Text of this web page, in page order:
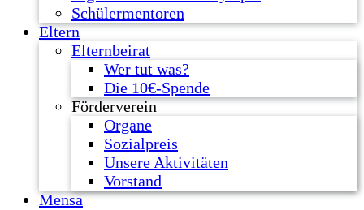
Schülermentoren
Eltern
Elternbeirat
Wer tut was?
Die 10€-Spende
Förderverein
Organe
Sozialpreis
Unsere Aktivitäten
Vorstand
Mensa